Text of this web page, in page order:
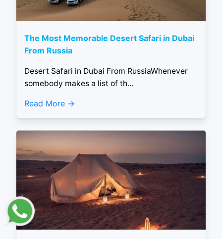
The Most Memorable Desert Safari in Dubai
From Russia
Desert Safari in Dubai From RussiaWhenever
somebody makes a list of th...
Read More